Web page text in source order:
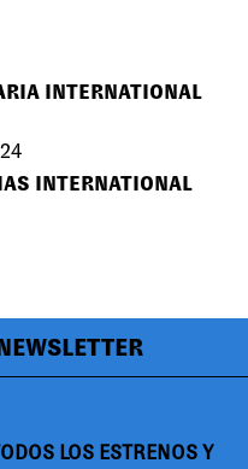
INTERNATIONAL
INTERNATIONAL
LOS ESTRENOS Y